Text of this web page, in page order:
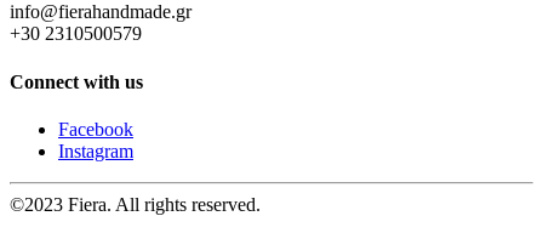
info@fierahandmade.gr
+30 2310500579
Connect with us
Facebook
Instagram
©2023 Fiera. All rights reserved.